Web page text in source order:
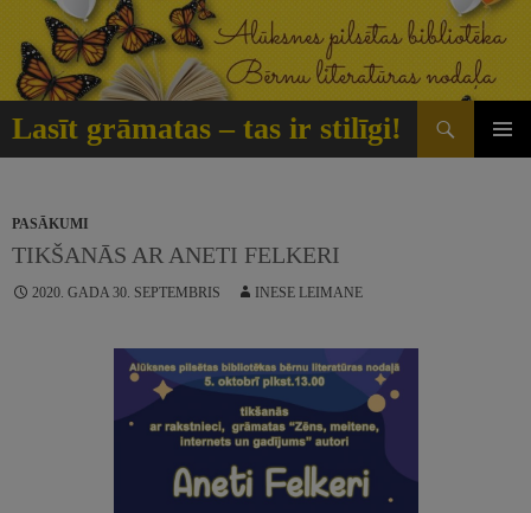
Doties
saturu
Lasīt grāmatas – tas ir stilīgi!
Meklēt
PASĀKUMI
TIKŠANĀS AR ANETI FELKERI
2020. GADA 30. SEPTEMBRIS INESE LEIMANE